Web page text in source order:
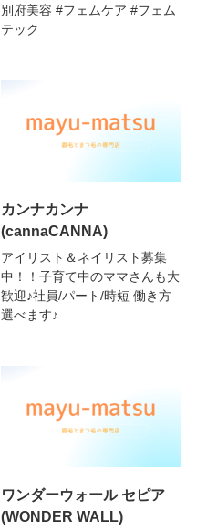
別府美容 #フェムケア #フェム
テック
カンナカンナ
(cannaCANNA)
アイリスト＆ネイリスト募集
中！！子育て中のママさんも大
歓迎♪社員/パート/時短 働き方
選べます♪
ワンダーウォール セピア
(WONDER WALL)